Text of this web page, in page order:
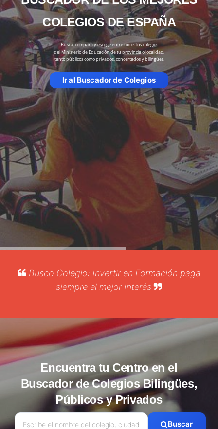
COLEGIOS DE ESPAÑA
Busca, compara y escoge entre todos los colegios
del Ministerio de Educación de tu provincia o localidad,
tanto públicos como privados, concertados y bilingües.
Ir al Buscador de Colegios
Busco Colegio: Invertir en Formación paga
siempre el mejor Interés
Encuentra tu Centro en el
Buscador de Colegios Bilingües,
Públicos y Privados
Buscar